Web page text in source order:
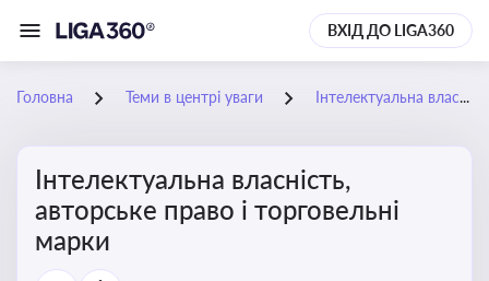
ВХІД ДО LIGA360
Головна Теми в центрі уваги Інтелектуальна власність, авторське право і торговельні марки
Інтелектуальна власність,
авторське право і торговельні
марки